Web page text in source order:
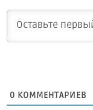
0 КОММЕНТАРИЕВ